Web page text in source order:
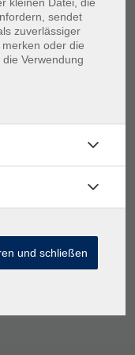
sendet
zuverlässiger
oder die
Verwendung
und schließen